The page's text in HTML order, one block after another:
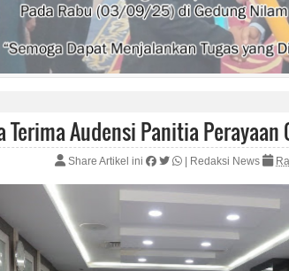
Terima Audensi Panitia
Share Artikel ini Redaksi News